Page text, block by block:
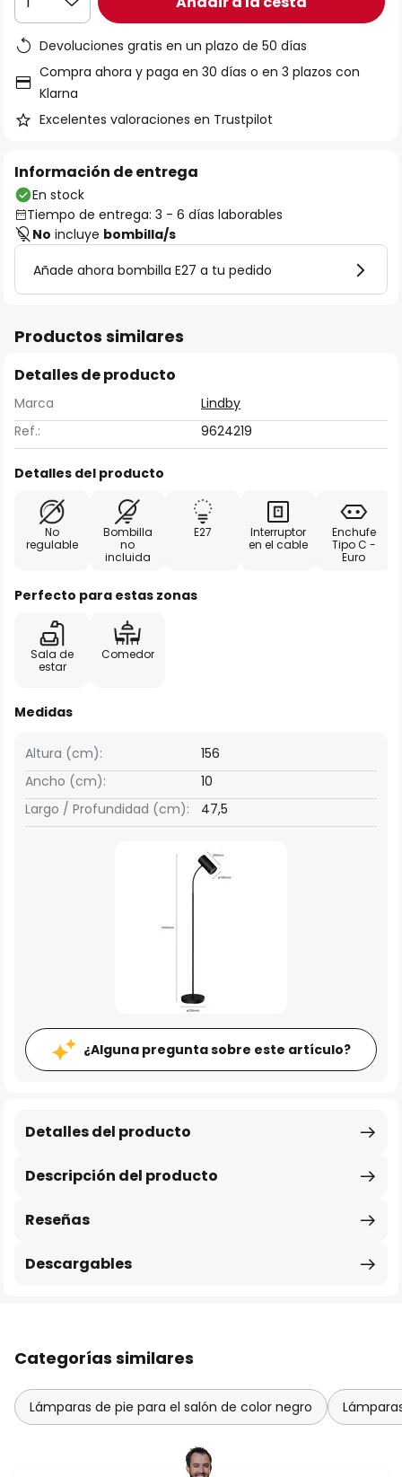
Devoluciones gratis en un plazo de 50 días
Compra ahora y paga en 30 días o en 3 plazos con
Klarna
Excelentes valoraciones en Trustpilot
Información de entrega
En stock
Tiempo de entrega: 3 - 6 días laborables
No incluye bombilla/s
Añade ahora bombilla E27 a tu pedido
Productos similares
Detalles de producto
Marca
Lindby
Ref.:
9624219
Detalles del producto
No
regulable
Bombilla
no
incluida
E27
Interruptor
en el cable
Enchufe
Tipo C -
Euro
Perfecto para estas zonas
Sala de
estar
Comedor
Medidas
Ancho (cm): 10
Altura (cm): 156
Largo / Profundidad (cm): 47,5
¿Alguna pregunta sobre este artículo?
Descripción del producto
Detalles del producto
Reseñas
Descargables
Categorías similares
Lámparas de pie para el salón de color negro